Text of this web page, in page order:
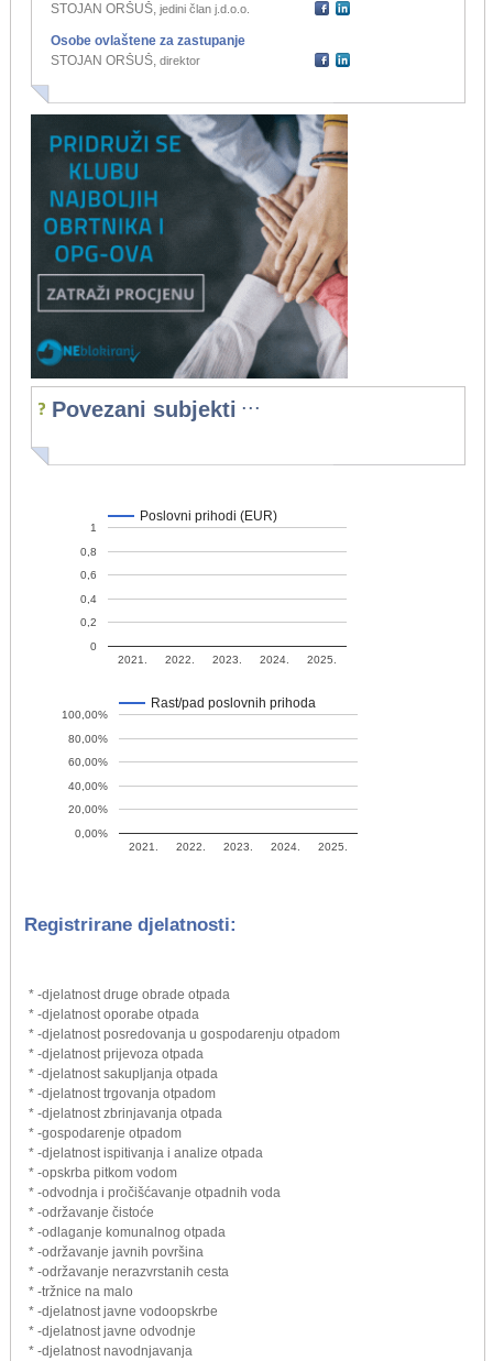
STOJAN ORŠUŠ, jedini član j.d.o.o.
Osobe ovlaštene za zastupanje
STOJAN ORŠUŠ, direktor
Povezani subjekti ...
Poslovni prihodi (EUR)
2021. 2022. 2023. 2024. 2025.
0
0,2
0,4
0,6
0,8
1
Rast/pad poslovnih prihoda
2021. 2022. 2023. 2024. 2025.
0,00%
20,00%
40,00%
60,00%
80,00%
100,00%
Registrirane djelatnosti:
* -djelatnost druge obrade otpada
* -djelatnost oporabe otpada
* -djelatnost posredovanja u gospodarenju otpadom
* -djelatnost prijevoza otpada
* -djelatnost sakupljanja otpada
* -djelatnost trgovanja otpadom
* -djelatnost zbrinjavanja otpada
* -gospodarenje otpadom
* -djelatnost ispitivanja i analize otpada
* -opskrba pitkom vodom
* -odvodnja i pročišćavanje otpadnih voda
* -održavanje čistoće
* -odlaganje komunalnog otpada
* -održavanje javnih površina
* -održavanje nerazvrstanih cesta
* -tržnice na malo
* -djelatnost javne vodoopskrbe
* -djelatnost javne odvodnje
* -djelatnost navodnjavanja